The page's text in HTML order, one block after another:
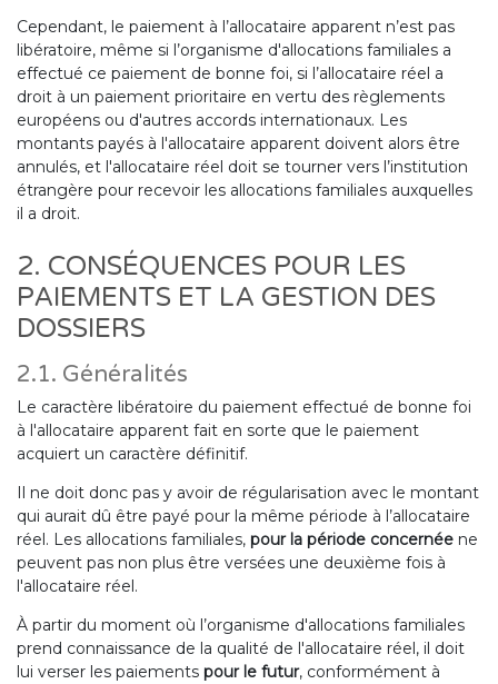
Cependant, le paiement à l’allocataire apparent n’est pas
libératoire, même si l’organisme d'allocations familiales a
effectué ce paiement de bonne foi, si l’allocataire réel a
droit à un paiement prioritaire en vertu des règlements
européens ou d'autres accords internationaux. Les
montants payés à l'allocataire apparent doivent alors être
annulés, et l'allocataire réel doit se tourner vers l’institution
étrangère pour recevoir les allocations familiales auxquelles
il a droit.
2. CONSÉQUENCES POUR LES
PAIEMENTS ET LA GESTION DES
DOSSIERS
2.1. Généralités
Le caractère libératoire du paiement effectué de bonne foi
à l'allocataire apparent fait en sorte que le paiement
acquiert un caractère définitif.
Il ne doit donc pas y avoir de régularisation avec le montant
qui aurait dû être payé pour la même période à l’allocataire
réel. Les allocations familiales, pour la période concernée ne
peuvent pas non plus être versées une deuxième fois à
l'allocataire réel.
À partir du moment où l’organisme d'allocations familiales
prend connaissance de la qualité de l'allocataire réel, il doit
lui verser les paiements pour le futur, conformément à